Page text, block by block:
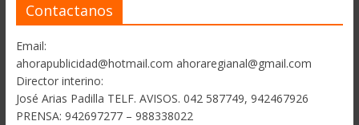
Contactanos
Email:
ahorapublicidad@hotmail.com ahoraregianal@gmail.com
Director interino:
José Arias Padilla TELF. AVISOS. 042 587749, 942467926
PRENSA: 942697277 – 988338022